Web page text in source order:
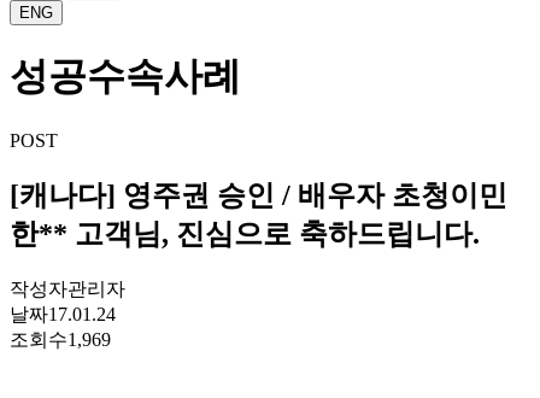
ENG
성공수속사례
POST
[캐나다] 영주권 승인 / 배우자 초청이민
한** 고객님, 진심으로 축하드립니다.
작성자관리자
날짜17.01.24
조회수1,969